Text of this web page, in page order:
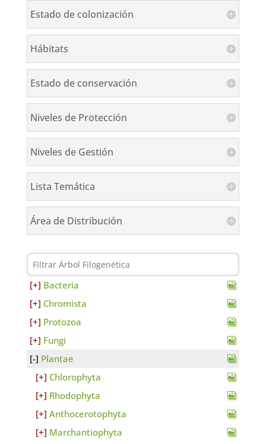
Estado de colonización
Hábitats
Estado de conservación
Niveles de Protección
Niveles de Gestión
Lista Temática
Área de Distribución
Bacteria
Chromista
Protozoa
Fungi
Plantae
Chlorophyta
Rhodophyta
Anthocerotophyta
Marchantiophyta